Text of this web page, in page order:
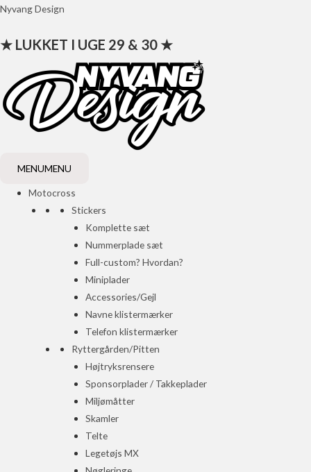
Gå
indholdet
Nyvang Design
★ LUKKET I UGE 29 & 30 ★
MENUMENU
Motocross
Stickers
Komplette sæt
Nummerplade sæt
Full-custom? Hvordan?
Miniplader
Accessories/Gejl
Navne klistermærker
Telefon klistermærker
Ryttergården/Pitten
Højtryksrensere
Sponsorplader / Takkeplader
Miljømåtter
Skamler
Telte
Legetøjs MX